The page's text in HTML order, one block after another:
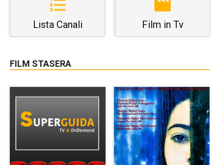
Lista Canali Film in Tv
FILM STASERA